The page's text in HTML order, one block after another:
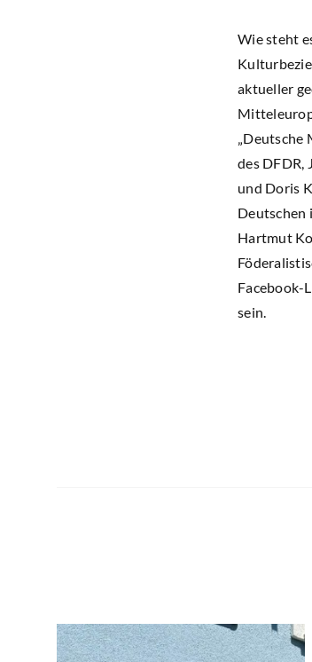
Wie steht
aktueller
„Deutsche
des DFDR,
und Doris
Deutschen
Hartmut
Facebook-
sein.